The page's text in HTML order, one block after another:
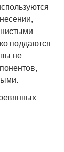
поддаются
не